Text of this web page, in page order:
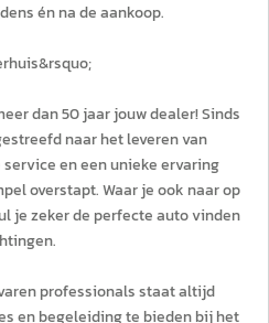
én na de aankoop.
dan 50 jaar jouw dealer! Sinds
naar het leveren van
en een unieke ervaring
overstapt. Waar je ook naar op
je zeker de perfecte auto vinden
professionals staat altijd
en begeleiding te bieden bij het